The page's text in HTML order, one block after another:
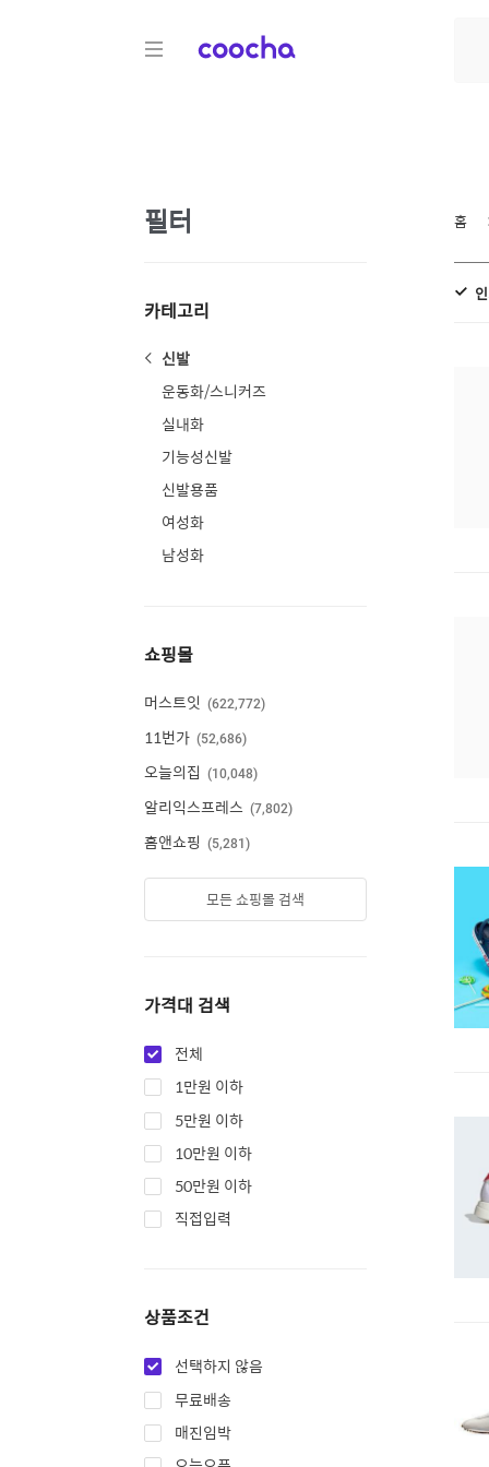
COOCHA
필터
카테고리
신발
운동화/스니커즈
실내화
기능성신발
신발용품
여성화
남성화
쇼핑몰
머스트잇 622,772
11번가 52,686
오늘의집 10,048
알리익스프레스 7,802
홈앤쇼핑 5,281
모든 쇼핑몰 검색
가격대 검색
전체
1만원 이하
5만원 이하
10만원 이하
50만원 이하
직접입력
상품조건
선택하지 않음
무료배송
매진임박
홈